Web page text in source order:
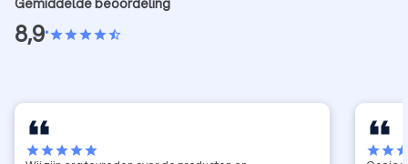
8,9•starstarstarstarstar_half
starstarstarstarstar starstar